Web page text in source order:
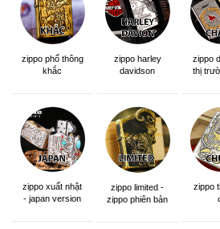
zippo phổ thông
khắc
zippo harley
davidson
zippo
thị
zippo xuất nhật
- japan version
zippo limited -
zippo phiên bản
zippo